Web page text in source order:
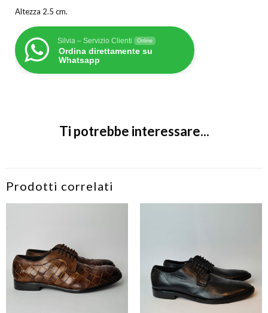
Altezza 2.5 cm.
Silvia – Servizio Clienti Online
Ordina direttamente su
Whatsapp
Ti potrebbe interessare...
Prodotti correlati